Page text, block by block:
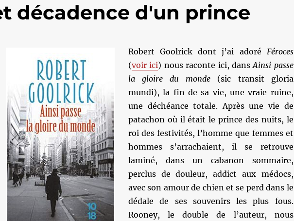
décadence d'un prince
Robert Goolrick dont j’ai adoré Féroces
(voir ici) nous raconte ici, dansAinsi passe
la gloire du monde (sic transit gloria
mundi), la fin de sa vie, une vraie ruine,
une déchéance totale. Après une vie de
patachon où il était le prince des nuits, le
roi des festivités, l’homme que femmes et
hommes s’arrachaient, il se retrouve
laminé, dans un cabanon sommaire,
perclus de douleur, addict aux médocs,
avec son amour de chien et se perd dans le
dédale de ses souvenirs les plus fous.
Rooney, le double de l’auteur, nous